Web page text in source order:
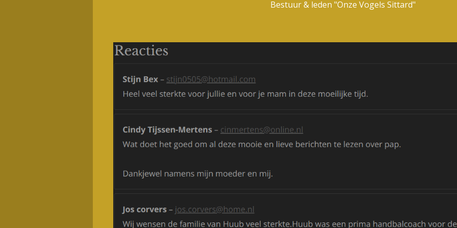
Bestuur & leden "Onze Vogels Sittard"